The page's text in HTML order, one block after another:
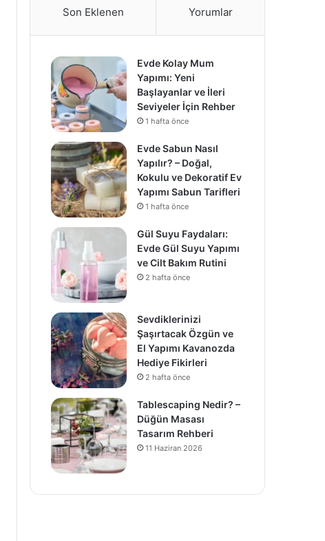
Son Eklenen Yorumlar
Evde Kolay Mum
Yapımı: Yeni
Başlayanlar ve İleri
Seviyeler İçin Rehber
1 hafta önce
Evde Sabun Nasıl
Yapılır? – Doğal,
Kokulu ve Dekoratif Ev
Yapımı Sabun Tarifleri
1 hafta önce
Gül Suyu Faydaları:
Evde Gül Suyu Yapımı
ve Cilt Bakım Rutini
2 hafta önce
Sevdiklerinizi
Şaşırtacak Özgün ve
El Yapımı Kavanozda
Hediye Fikirleri
2 hafta önce
Tablescaping Nedir? –
Düğün Masası
Tasarım Rehberi
11 Haziran 2026